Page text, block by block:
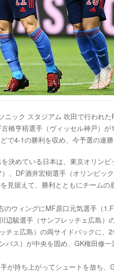
ック スタジアム 吹田で行われ
橋亨梧選手（ヴィッセル神戸）
で4-1の勝利を収め、今予選の連勝
決めている日本は、東京オリン
、DF酒井宏樹選手（オリンピッ
見据えて、勝利とともにチーム
ウィングにMF原口元気選手（
駿選手（サンフレッチェ広島）
ェ広島）の両サイドバックに、
ス）が中央を固め、GK権田修
が持ち上がってシュートを放ち